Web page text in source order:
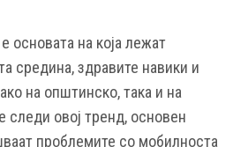
основата на која лежат
средина, здравите навики и
на општинско, така и на
следи овој тренд, основен
проблемите со мобилноста